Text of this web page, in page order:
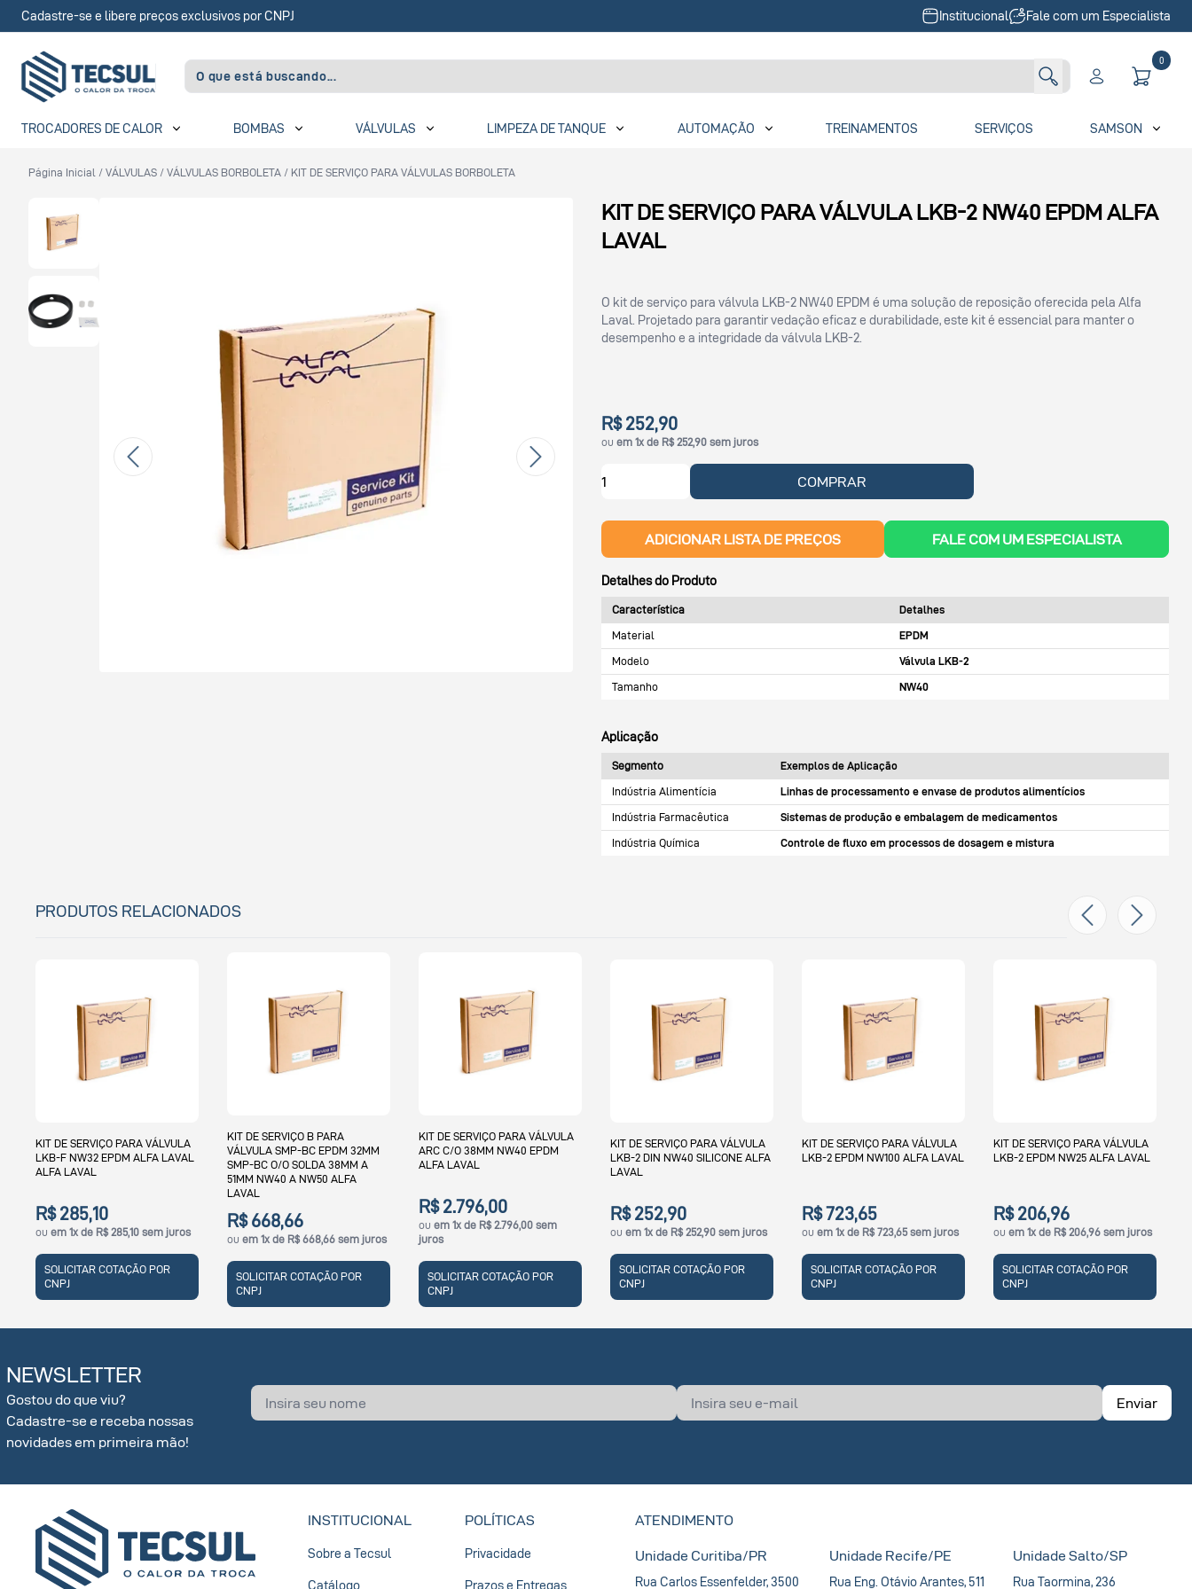
Cadastre-se e libere preços exclusivos por CNPJ Institucional Fale com um Especialista
0
TROCADORES DE CALOR BOMBAS VÁLVULAS LIMPEZA DE TANQUE AUTOMAÇÃO TREINAMENTOS SERVIÇOS SAMSON
Página Inicial / VÁLVULAS / VÁLVULAS BORBOLETA / KIT DE SERVIÇO PARA VÁLVULAS BORBOLETA
KIT DE SERVIÇO PARA VÁLVULA LKB-2 NW40 EPDM ALFA
LAVAL
O kit de serviço para válvula LKB-2 NW40 EPDM é uma solução de reposição oferecida pela Alfa
Laval. Projetado para garantir vedação eficaz e durabilidade, este kit é essencial para manter o
desempenho e a integridade da válvula LKB-2.
R$ 252,90
ouem 1x de R$ 252,90 sem juros
COMPRAR
ADICIONAR LISTA DE PREÇOS FALE COM UM ESPECIALISTA
Detalhes do Produto
Característica
Detalhes
Material
EPDM
Modelo
Válvula LKB-2
Tamanho
NW40
Aplicação
Segmento
Exemplos de Aplicação
Indústria Alimentícia
Linhas de processamento e envase de produtos alimentícios
Indústria Farmacêutica
Sistemas de produção e embalagem de medicamentos
Indústria Química
Controle de fluxo em processos de dosagem e mistura
PRODUTOS RELACIONADOS
KIT DE SERVIÇO PARA VÁLVULA
LKB-F NW32 EPDM ALFA LAVAL
ALFA LAVAL
R$ 285,10
ou em 1x de R$ 285,10 sem juros
SOLICITAR COTAÇÃO POR
CNPJ
KIT DE SERVIÇO B PARA
VÁLVULA SMP-BC EPDM 32MM
SMP-BC O/O SOLDA 38MM A
51MM NW40 A NW50 ALFA
LAVAL
R$ 668,66
ou em 1x de R$ 668,66 sem juros
SOLICITAR COTAÇÃO POR
CNPJ
KIT DE SERVIÇO PARA VÁLVULA
ARC C/O 38MM NW40 EPDM
ALFA LAVAL
R$ 2.796,00
ou em 1x de R$ 2.796,00 sem
juros
SOLICITAR COTAÇÃO POR
CNPJ
KIT DE SERVIÇO PARA VÁLVULA
LKB-2 DIN NW40 SILICONE ALFA
LAVAL
R$ 252,90
ou em 1x de R$ 252,90 sem juros
SOLICITAR COTAÇÃO POR
CNPJ
KIT DE SERVIÇO PARA VÁLVULA
LKB-2 EPDM NW100 ALFA LAVAL
R$ 723,65
ou em 1x de R$ 723,65 sem juros
SOLICITAR COTAÇÃO POR
CNPJ
KIT DE SERVIÇO PARA VÁLVULA
LKB-2 EPDM NW25 ALFA LAVAL
R$ 206,96
ou em 1x de R$ 206,96 sem juros
SOLICITAR COTAÇÃO POR
CNPJ
NEWSLETTER
Gostou do que viu?
Cadastre-se e receba nossas
novidades em primeira mão!
Enviar
INSTITUCIONAL
Sobre a Tecsul
Catálogo
POLÍTICAS
Privacidade
Prazos e Entregas
ATENDIMENTO
Unidade Curitiba/PR
Rua Carlos Essenfelder, 3500
Unidade Recife/PE
Rua Eng. Otávio Arantes, 511
Unidade Salto/SP
Rua Taormina, 236